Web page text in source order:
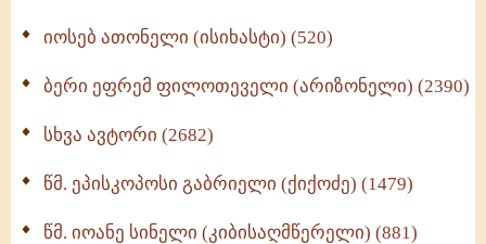
ქადაგებანი გაბრიელ ეპისკოპოსისა - II ტომი
სულიერი ცხოვრების სახელმძღვანელო -
ნაწილი II (369)
იოსებ ათონელი (ისიხასტი) (520)
ბერი ეფრემ ფილოთეველი (არიზონელი) (2390)
სხვა ავტორი (2682)
წმ. ეპისკოპოსი გაბრიელი (ქიქოძე) (1479)
წმ. იოანე სინელი (კიბისაღმწერელი) (881)